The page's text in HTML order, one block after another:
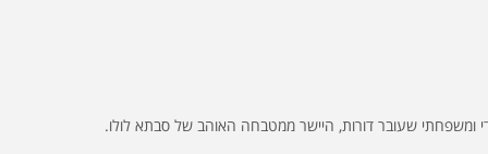
ומשפחתי שעובר דורות, היישר ממטבחה האוהב של סבתא לולו.